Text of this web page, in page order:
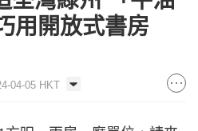
用開放式書房
04-05 HKT